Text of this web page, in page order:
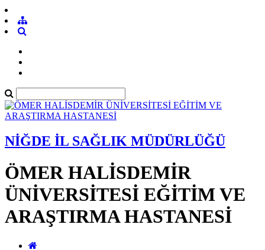
NİĞDE İL SAĞLIK MÜDÜRLÜĞÜ
ÖMER HALİSDEMİR
ÜNİVERSİTESİ EĞİTİM VE
ARAŞTIRMA HASTANESİ